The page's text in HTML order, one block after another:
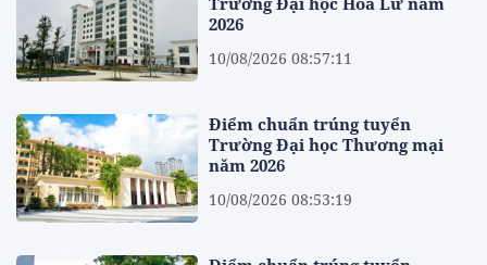
2026
10/08/2026 08:57:11
Điểm chuẩn trúng tuyển
Trường Đại học Thương mại
năm 2026
10/08/2026 08:53:19